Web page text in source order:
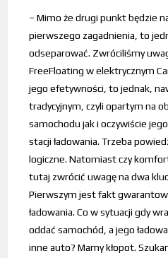
– Mimo że drugi punkt będzie
pierwszego zagadnienia, to
odseparować. Zwróciliśmy
FreeFloating w elektrycznym
jego efetywności, to jednak,
tradycyjnym, czyli opartym na
samochodu jak i oczywiście
stacji ładowania. Trzeba
logiczne. Natomiast czy
tutaj zwrócić uwagę na dwa
Pierwszym jest fakt
ładowania. Co w sytuacji gdy
oddać samochód, a jego
inne auto? Mamy kłopot.